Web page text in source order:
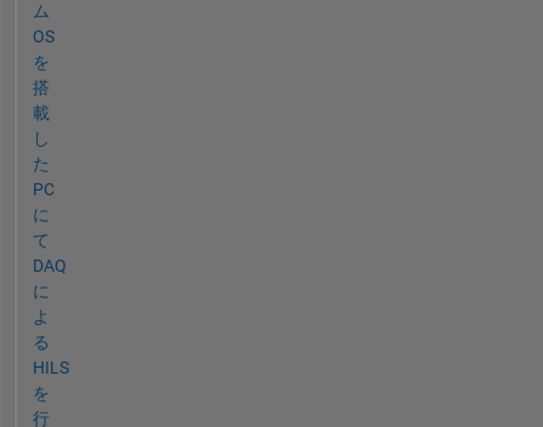
ム
OS
を
搭
載
し
た
PC
に
て
DAQ
に
よ
る
HILS
を
行